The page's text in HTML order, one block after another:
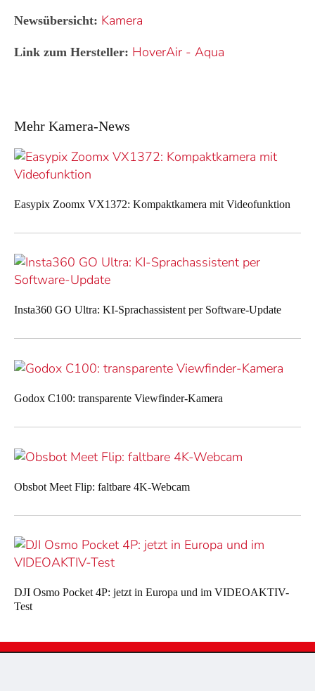
Newsübersicht: Kamera
Link zum Hersteller: HoverAir - Aqua
Mehr Kamera-News
Easypix Zoomx VX1372: Kompaktkamera mit Videofunktion
Insta360 GO Ultra: KI-Sprachassistent per Software-Update
Godox C100: transparente Viewfinder-Kamera
Obsbot Meet Flip: faltbare 4K-Webcam
DJI Osmo Pocket 4P: jetzt in Europa und im VIDEOAKTIV-
Test